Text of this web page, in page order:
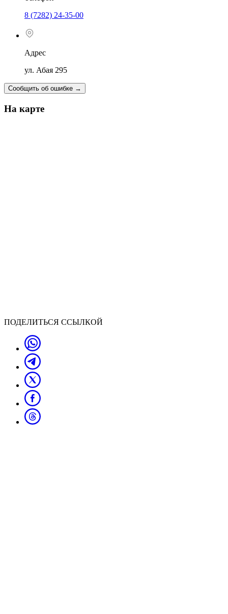
8 (7282) 24-35-00
Адрес
ул. Абая 295
Сообщить об ошибке →
На карте
ПОДЕЛИТЬСЯ ССЫЛКОЙ